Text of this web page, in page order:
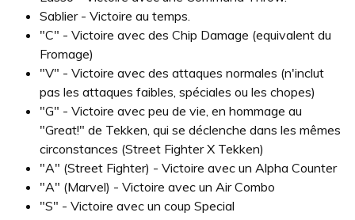
Sablier - Victoire au temps.
"C" - Victoire avec des Chip Damage (equivalent du
Fromage)
"V" - Victoire avec des attaques normales (n'inclut
pas les attaques faibles, spéciales ou les chopes)
"G" - Victoire avec peu de vie, en hommage au
"Great!" de Tekken, qui se déclenche dans les mêmes
circonstances (Street Fighter X Tekken)
"A" (Street Fighter) - Victoire avec un Alpha Counter
"A" (Marvel) - Victoire avec un Air Combo
"S" - Victoire avec un coup Special